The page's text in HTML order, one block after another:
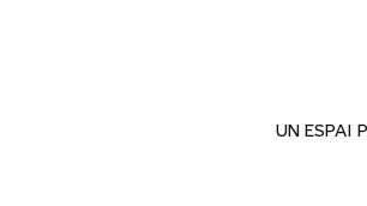
UN ESPAI